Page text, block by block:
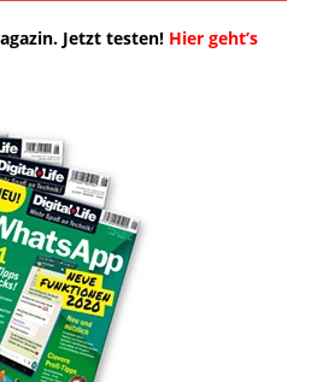
Jetzt testen! Hier geht’s